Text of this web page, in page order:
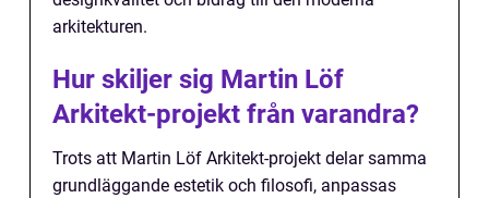
arkitekturen.
Hur skiljer sig Martin Löf
Arkitekt-projekt från varandra?
Trots att Martin Löf Arkitekt-projekt delar samma
grundläggande estetik och filosofi, anpassas